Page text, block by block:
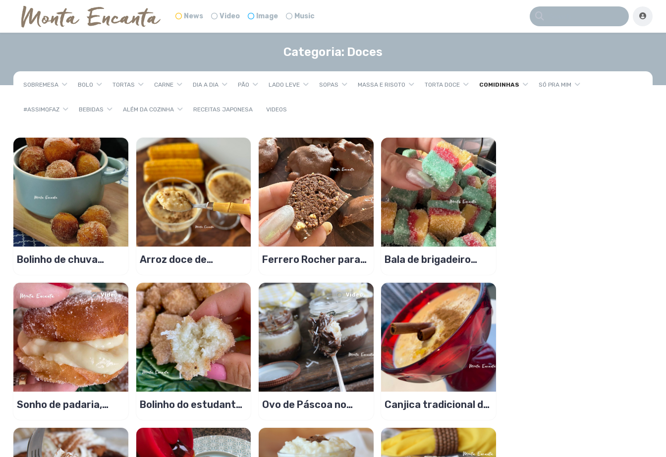
News Video Image Music
Categoria: Doces
SOBREMESA BOLO TORTAS CARNE DIA A DIA PÃO LADO LEVE SOPAS MASSA E RISOTO TORTA DOCE COMIDINHAS SÓ PRA MIM
#ASSIMQFAZ BEBIDAS ALÉM DA COZINHA RECEITAS JAPONESA VIDEOS
Bolinho de chuva
com sonho de valsa
Arroz doce de
condensado!
Ferrero Rocher para
você ama!
Bala de brigadeiro
do Bê
Video
Sonho de padaria,
Bolinho do estudante,
condensado!
Video
Ovo de Páscoa no
delicioso!
Canjica tradicional de
condensado!